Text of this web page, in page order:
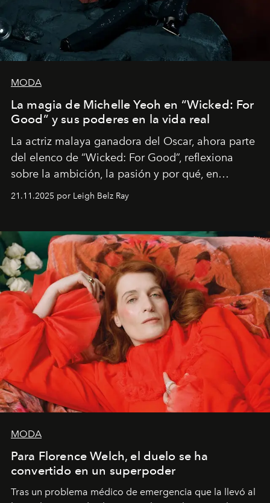
MODA
La magia de Michelle Yeoh en “Wicked: For
Good” y sus poderes en la vida real
La actriz malaya ganadora del Oscar, ahora parte
del elenco de “Wicked: For Good”, reflexiona
sobre la ambición, la pasión y por qué, en
ocasiones, la introspección puede esperar. “Es
importa si no lo entienden’”, confiesa.
21.11.2025 por Leigh Belz Ray
MODA
Para Florence Welch, el duelo se ha
convertido en un superpoder
Tras un problema médico de emergencia que la llevó al